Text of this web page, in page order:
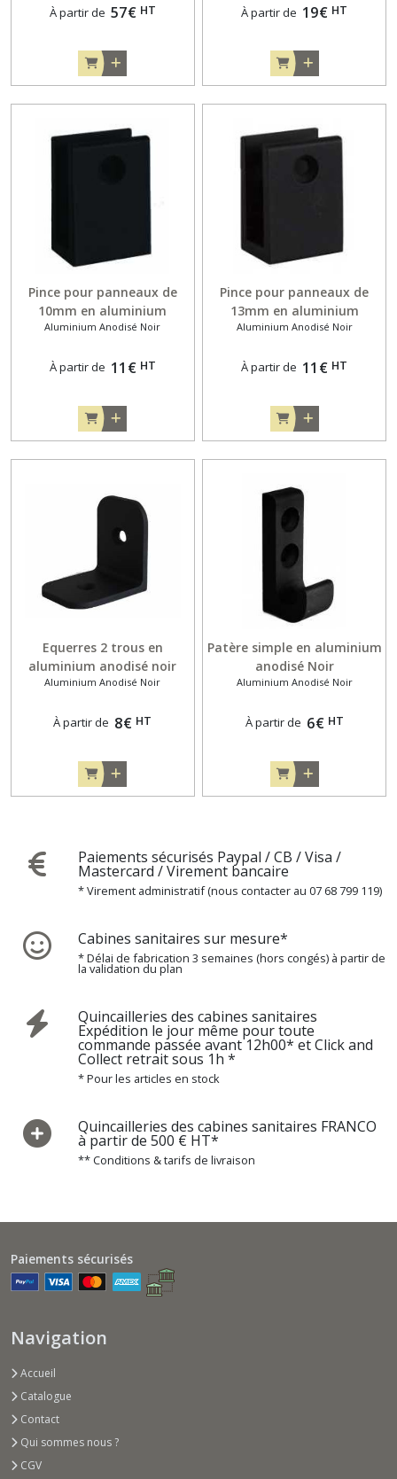
À partir de 57€ HT À partir de 19€ HT
Pince pour panneaux de
10mm en aluminium
anodisé noir
Aluminium Anodisé Noir
À partir de 11 € HT
Pince pour panneaux de
13mm en aluminium
anodisé noir
Aluminium Anodisé Noir
À partir de 11 € HT
Equerres 2 trous en
aluminium anodisé noir
Aluminium Anodisé Noir
À partir de 8€ HT
Patère simple en aluminium
anodisé Noir
Aluminium Anodisé Noir
À partir de 6€ HT
Paiements sécurisés Paypal / CB / Visa /
Mastercard / Virement bancaire
* Virement administratif (nous contacter au 07 68 799 119)
Cabines sanitaires sur mesure*
* Délai de fabrication 3 semaines (hors congés) à partir de
la validation du plan
Quincailleries des cabines sanitaires
Expédition le jour même pour toute
commande passée avant 12h00* et Click and
Collect retrait sous 1h *
* Pour les articles en stock
Quincailleries des cabines sanitaires FRANCO
à partir de 500 € HT*
** Conditions & tarifs de livraison
Paiements sécurisés
Navigation
Accueil
Catalogue
Contact
Qui sommes nous ?
CGV